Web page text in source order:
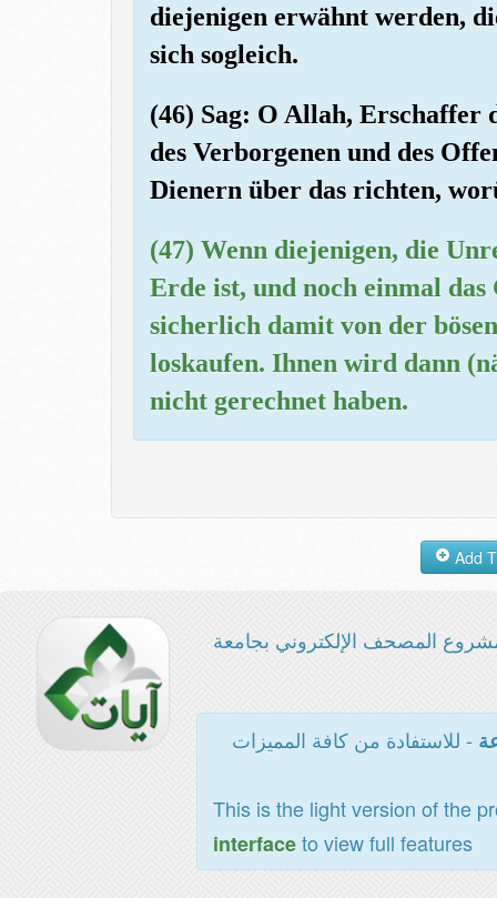
diejenigen erwähnt werden,
sich sogleich.
(46) Sag: O Allah,
des Verborgenen und des
Dienern über das richten,
(47) Wenn diejenigen, die
Erde ist, und noch einmal
sicherlich damit von der
loskaufen. Ihnen wird dann
nicht gerechnet haben.
المصحف الإلكتروني بجامعة
- للاستفادة من كافة المميزات
This is the light version of the
interfaceto view full features